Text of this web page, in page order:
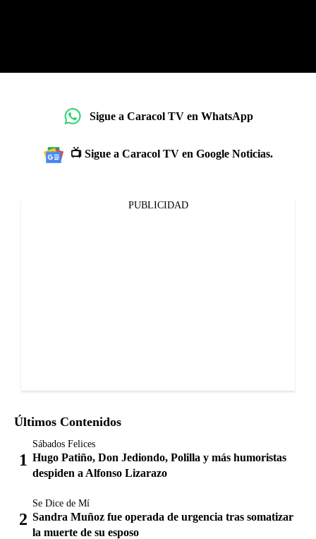
Sigue a Caracol TV en WhatsApp
📺 Sigue a Caracol TV en Google Noticias.
PUBLICIDAD
Últimos Contenidos
Sábados Felices
Hugo Patiño, Don Jediondo, Polilla y más humoristas
despiden a Alfonso Lizarazo
Se Dice de Mí
Sandra Muñoz fue operada de urgencia tras somatizar
la muerte de su esposo